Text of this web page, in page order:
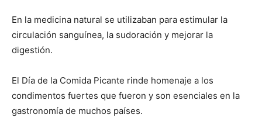
En la medicina natural se utilizaban para estimular la
circulación sanguínea, la sudoración y mejorar la
digestión.
El Día de la Comida Picante rinde homenaje a los
condimentos fuertes que fueron y son esenciales en la
gastronomía de muchos países.